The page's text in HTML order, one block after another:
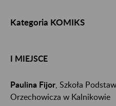
Kategoria KOMIKS
I MIEJSCE
Paulina Fijor , Szkoła
Orzechowicza w Kalnikowie